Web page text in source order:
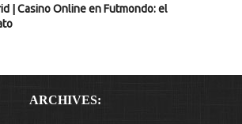
| Casino Online en Futmondo: el
ARCHIVES: